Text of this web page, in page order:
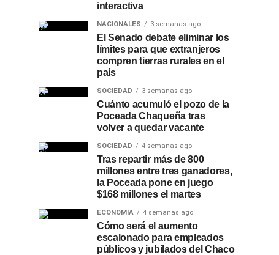
interactiva
NACIONALES 3 semanas ago
El Senado debate eliminar los
límites para que extranjeros
compren tierras rurales en el
país
SOCIEDAD 3 semanas ago
Cuánto acumuló el pozo de la
Poceada Chaqueña tras
volver a quedar vacante
SOCIEDAD 4 semanas ago
Tras repartir más de 800
millones entre tres ganadores,
la Poceada pone en juego
$168 millones el martes
ECONOMÍA 4 semanas ago
Cómo será el aumento
escalonado para empleados
públicos y jubilados del Chaco